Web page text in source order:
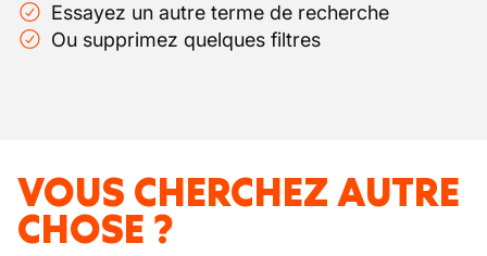
Essayez un autre terme de recherche
Ou supprimez quelques filtres
VOUS CHERCHEZ AUTRE
CHOSE ?